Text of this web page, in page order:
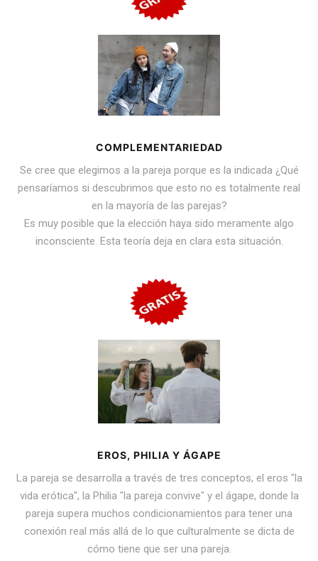
COMPLEMENTARIEDAD
Se cree que elegimos a la pareja porque es la indicada ¿Qué
pensaríamos si descubrimos que esto no es totalmente real
en la mayoría de las parejas?
Es muy posible que la elección haya sido meramente algo
inconsciente. Esta teoría deja en clara esta situación.
EROS, PHILIA Y ÁGAPE
La pareja se desarrolla a través de tres conceptos, el eros "la
vida erótica", la Philia "la pareja convive" y el ágape, donde la
pareja supera muchos condicionamientos para tener una
conexión real más allá de lo que culturalmente se dicta de
cómo tiene que ser una pareja.